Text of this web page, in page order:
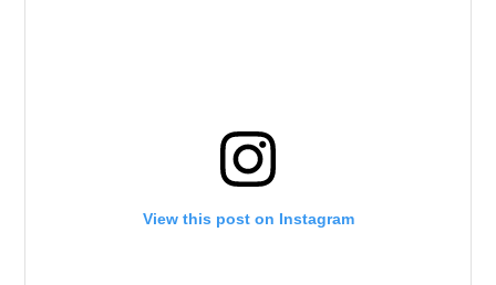
View this post on Instagram